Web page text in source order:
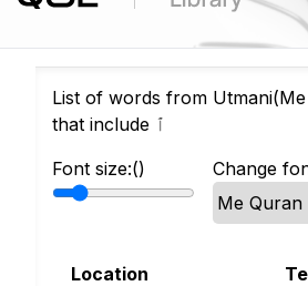
List of words from
that include ٱ
Font size:() Change
Location